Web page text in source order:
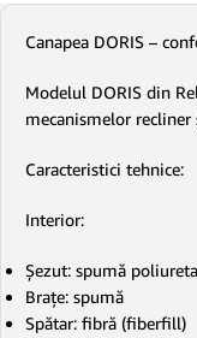
Canapea DORIS –
Modelul DORIS din
mecanismelor
Caracteristici tehnice:
Interior:
Șezut: spumă
Brațe: spumă
Spătar: fibră (fiberfill)